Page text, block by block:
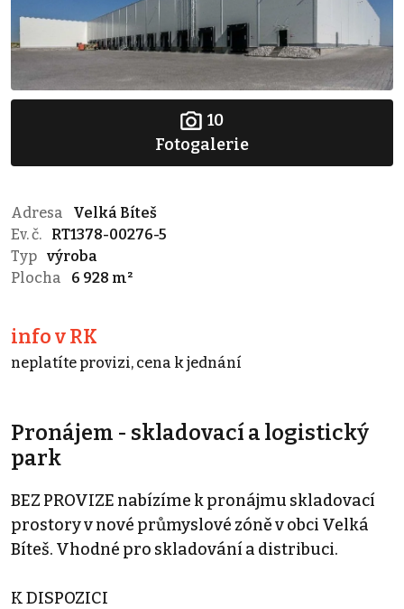
10
Fotogalerie
Adresa
Velká Bíteš
Ev. č.
RT1378-00276-5
Typ výroba
Plocha
6 928 m²
info v RK
neplatíte provizi, cena k jednání
Pronájem - skladovací a logistický
park
BEZ PROVIZE nabízíme k pronájmu skladovací
prostory v nové průmyslové zóně v obci Velká
Bíteš. Vhodné pro skladování a distribuci.
K DISPOZICI